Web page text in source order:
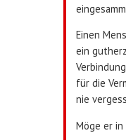
Einen
ein
für die
nie
Möge er in